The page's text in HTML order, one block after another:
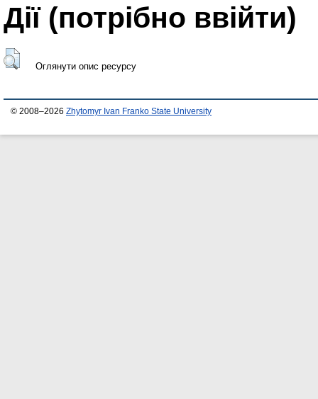
Дії ​​(потрібно ввійти)
Оглянути опис ресурсу
© 2008–2026 Zhytomyr Ivan Franko State University